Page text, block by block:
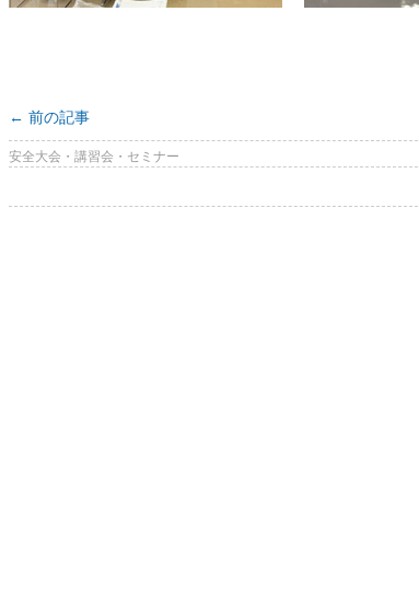
← 前の記事
安全大会・講習会・セミナー